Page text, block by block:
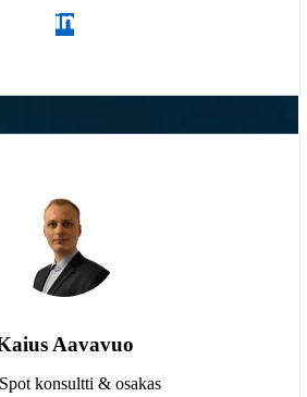
Aavavuo
konsultti & osakas